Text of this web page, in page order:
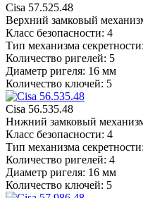
Cisa 57.525.48
Верхний замковый
Класс безопасности: 4
Тип механизма
Количество ригелей: 5
Диаметр ригеля: 16 мм
Количество ключей: 5
Cisa 56.535.48
Нижний замковый
Класс безопасности: 4
Тип механизма
Количество ригелей: 4
Диаметр ригеля: 16 мм
Количество ключей: 5